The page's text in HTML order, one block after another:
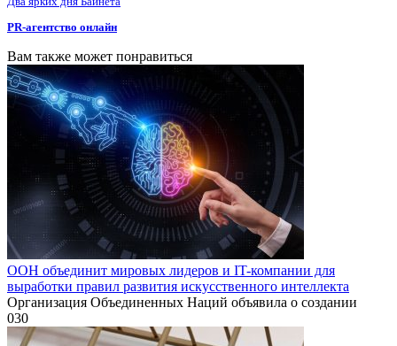
PR-агентство онлайн
Вам также может понравиться
ООН объединит мировых лидеров и IT-компании для
выработки правил развития искусственного интеллекта
Организация Объединенных Наций объявила о создании
030